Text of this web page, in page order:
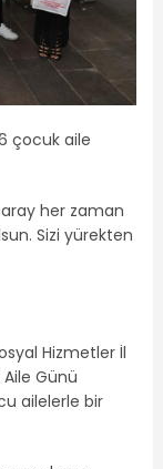
çocuk aile
her zaman
Sizi yürekten
Hizmetler İl
Günü
ailelerle bir